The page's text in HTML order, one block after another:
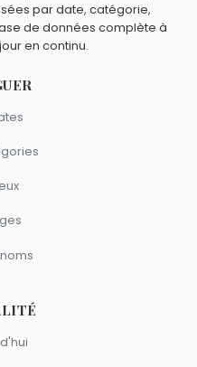
par date, catégorie,
de données complète à
en continu.